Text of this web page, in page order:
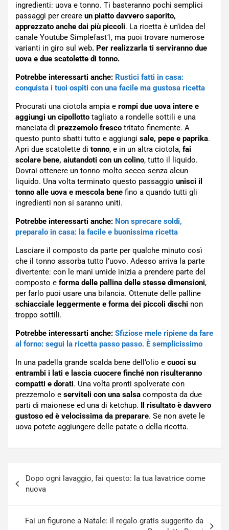
ingredienti: uova e tonno. Ti basteranno pochi semplici
passaggi per creare un piatto davvero saporito,
apprezzato anche dai più piccoli. La ricetta è un’idea del
canale Youtube Simplefast1, ma puoi trovare numerose
varianti in giro sul web. Per realizzarla ti serviranno due
uova e due scatolette di tonno.
Potrebbe interessarti anche: Rustici fatti in casa:
conquista i tuoi ospiti con una facile ma gustosa ricetta
Procurati una ciotola ampia e rompi due uova intere e
aggiungi un cipollotto tagliato a rondelle sottili e una
manciata di prezzemolo fresco tritato finemente. A
questo punto sbatti tutto e aggiungi sale, pepe e paprika.
Apri due scatolette di tonno, e in un altra ciotola, fai
scolare bene, aiutandoti con un colino, tutto il liquido.
Dovrai ottenere un tonno molto secco senza alcun
liquido. Una volta terminato questo passaggio unisci il
tonno alle uova e mescola bene fino a quando tutti gli
ingredienti non si saranno uniti.
Potrebbe interessarti anche: Non sprecare soldi,
preparalo in casa: la facile e buonissima ricetta
Lasciare il composto da parte per qualche minuto così
che il tonno assorba tutto l’uovo. Adesso arriva la parte
divertente: con le mani umide inizia a prendere parte del
composto e forma delle pallina delle stesse dimensioni,
per farlo puoi usare una bilancia. Ottenute delle palline
schiacciale leggermente e forma dei piccoli dischi non
troppo sottili.
Potrebbe interessarti anche: Sfiziose mele ripiene da fare
al forno: segui la ricetta passo passo. È semplicissimo
In una padella grande scalda bene dell’olio e cuoci su
entrambi i lati e lascia cuocere finché non risulteranno
compatti e dorati. Una volta pronti spolverate con
prezzemolo e serviteli con una salsa composta da due
parti di maionese ed una di ketchup.
Il risultato è davvero
gustoso ed è velocissima da preparare. Se non avete le
uova potete aggiungere delle patate o della ricotta.
articoli
Dopo ogni lavaggio, fai questo: la tua lavatrice come
nuova
Fai un figurone a Natale: il regalo gratis suggerito da